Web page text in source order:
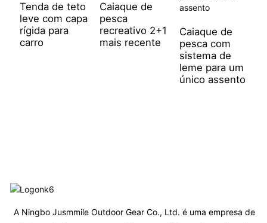
Tenda de teto
leve com capa
rígida para
carro
Caiaque de
pesca
recreativo 2+1
mais recente
Caiaque de
pesca com
sistema de
leme para um
único assento
A Ningbo Jusmmile Outdoor Gear Co., Ltd. é uma empresa de